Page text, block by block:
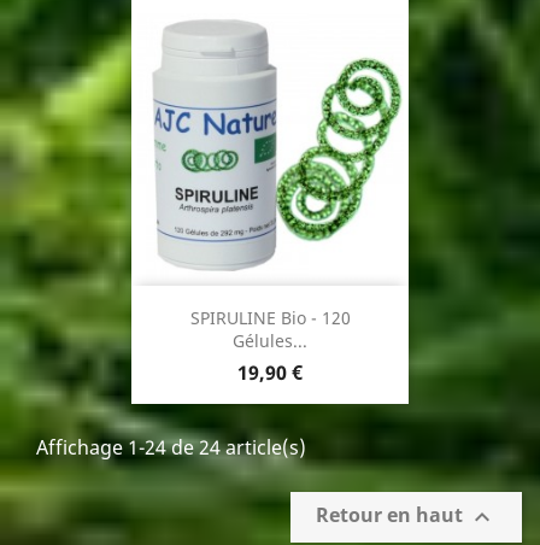
base
SPIRULINE Bio - 120
Gélules...
Prix
19,90 €
Affichage 1-24 de 24 article(s)
Retour en haut 